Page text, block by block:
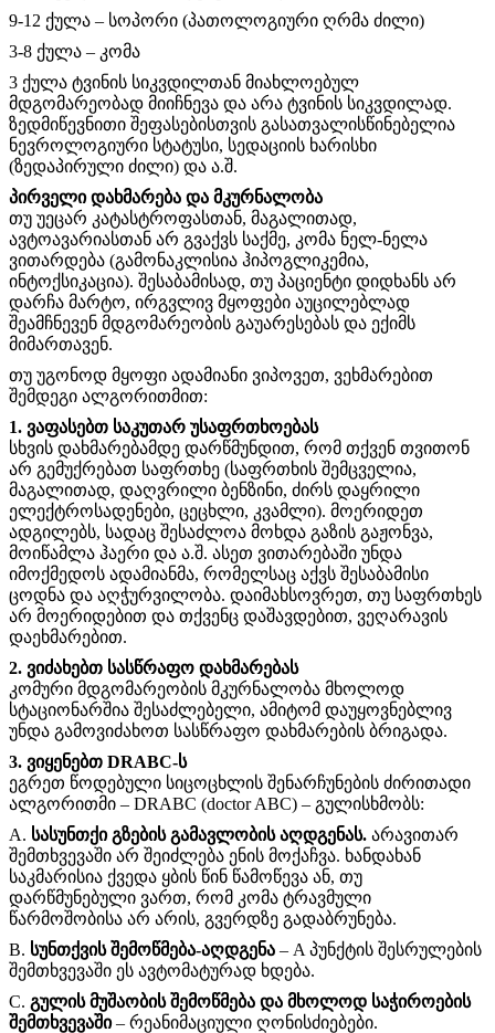
9-12 ქულა – სოპორი (პათოლოგიური ღრმა ძილი)
3-8 ქულა – კომა
3 ქულა ტვინის სიკვდილთან მიახლოებულ
მდგომარეობად მიიჩნევა და არა ტვინის სიკვდილად.
ზედმიწევნითი შეფასებისთვის გასათვალისწინებელია
ნევროლოგიური სტატუსი, სედაციის ხარისხი
(ზედაპირული ძილი) და ა.შ.
პირველი დახმარება და მკურნალობა
თუ უეცარ კატასტროფასთან, მაგალითად,
ავტოავარიასთან არ გვაქვს საქმე, კომა ნელ-ნელა
ვითარდება (გამონაკლისია ჰიპოგლიკემია,
ინტოქსიკაცია). შესაბამისად, თუ პაციენტი დიდხანს არ
დარჩა მარტო, ირგვლივ მყოფები აუცილებლად
შეამჩნევენ მდგომარეობის გაუარესებას და ექიმს
მიმართავენ.
თუ უგონოდ მყოფი ადამიანი ვიპოვეთ, ვეხმარებით
შემდეგი ალგორითმით:
1. ვაფასებთ საკუთარ უსაფრთხოებას
სხვის დახმარებამდე დარწმუნდით, რომ თქვენ თვითონ
არ გემუქრებათ საფრთხე (საფრთხის შემცველია,
მაგალითად, დაღვრილი ბენზინი, ძირს დაყრილი
ელექტროსადენები, ცეცხლი, კვამლი). მოერიდეთ
ადგილებს, სადაც შესაძლოა მოხდა გაზის გაჟონვა,
მოიწამლა ჰაერი და ა.შ. ასეთ ვითარებაში უნდა
იმოქმედოს ადამიანმა, რომელსაც აქვს შესაბამისი
ცოდნა და აღჭურვილობა. დაიმახსოვრეთ, თუ საფრთხეს
არ მოერიდებით და თქვენც დაშავდებით, ვეღარავის
დაეხმარებით.
2. ვიძახებთ სასწრაფო დახმარებას
კომური მდგომარეობის მკურნალობა მხოლოდ
სტაციონარშია შესაძლებელი, ამიტომ დაუყოვნებლივ
უნდა გამოვიძახოთ სასწრაფო დახმარების ბრიგადა.
3. ვიყენებთ DRABC-ს
ეგრეთ წოდებული სიცოცხლის შენარჩუნების ძირითადი
ალგორითმი – DRABC (doctor ABC) – გულისხმობს:
A. სასუნთქი გზების გამავლობის აღდგენას. არავითარ
შემთხვევაში არ შეიძლება ენის მოქაჩვა. ხანდახან
საკმარისია ქვედა ყბის წინ წამოწევა ან, თუ
დარწმუნებული ვართ, რომ კომა ტრავმული
წარმოშობისა არ არის, გვერდზე გადაბრუნება.
B. სუნთქვის შემოწმება-აღდგენა – A პუნქტის შესრულების
შემთხვევაში ეს ავტომატურად ხდება.
C. გულის მუშაობის შემოწმება და მხოლოდ საჭიროების
შემთხვევაში– რეანიმაციული ღონისძიებები.